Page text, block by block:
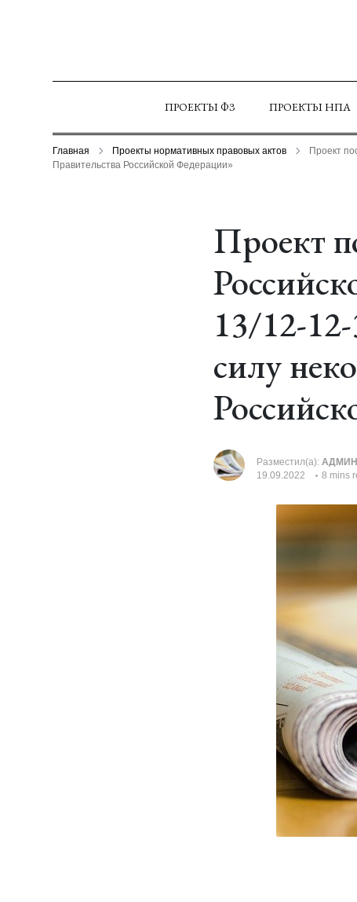
ПРОЕКТЫ ФЗ ПРОЕКТЫ НПА
Главная Проекты нормативных правовых актов
Проект
Правительства Российской Федерации»
Проект
13/12-
силу
Разместил(а): АДМИН
19.09.2022
8 mins